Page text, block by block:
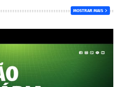
MOSTRAR MAIS